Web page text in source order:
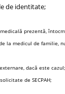
r
t
de identitate;
prezentă,
la medicul de familie,
dacă este cazul;
de SECPAH;